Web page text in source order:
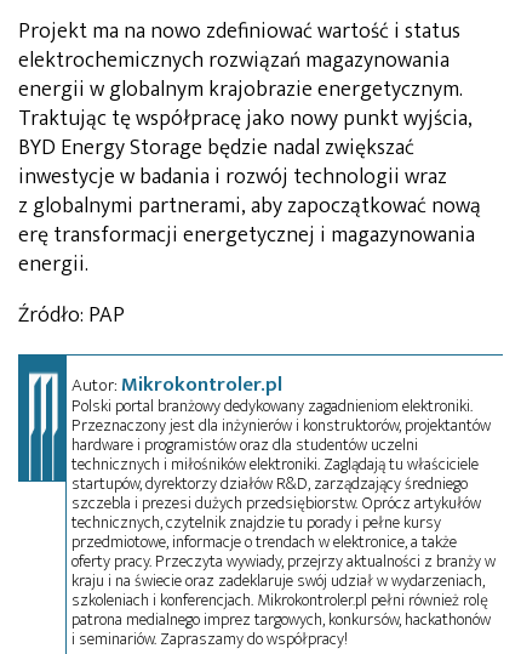
Projekt ma na nowo zdefiniować wartość i status
elektrochemicznych rozwiązań magazynowania
energii w globalnym krajobrazie energetycznym.
Traktując tę współpracę jako nowy punkt wyjścia,
BYD Energy Storage będzie nadal zwiększać
inwestycje w badania i rozwój technologii wraz
z globalnymi partnerami, aby zapoczątkować nową
erę transformacji energetycznej i magazynowania
energii.
Źródło: PAP
Autor:Mikrokontroler.pl
Polski portal branżowy dedykowany zagadnieniom elektroniki.
Przeznaczony jest dla inżynierów i konstruktorów, projektantów
hardware i programistów oraz dla studentów uczelni
technicznych i miłośników elektroniki. Zaglądają tu właściciele
startupów, dyrektorzy działów R&D, zarządzający średniego
szczebla i prezesi dużych przedsiębiorstw. Oprócz artykułów
technicznych, czytelnik znajdzie tu porady i pełne kursy
przedmiotowe, informacje o trendach w elektronice, a także
oferty pracy. Przeczyta wywiady, przejrzy aktualności z branży w
kraju i na świecie oraz zadeklaruje swój udział w wydarzeniach,
szkoleniach i konferencjach. Mikrokontroler.pl pełni również rolę
patrona medialnego imprez targowych, konkursów, hackathonów
i seminariów. Zapraszamy do współpracy!